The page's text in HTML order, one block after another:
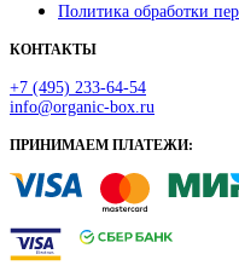
Политика обработки
КОНТАКТЫ
+7 (495) 233-64-54
info@organic-box.ru
ПРИНИМАЕМ ПЛАТЕЖИ: